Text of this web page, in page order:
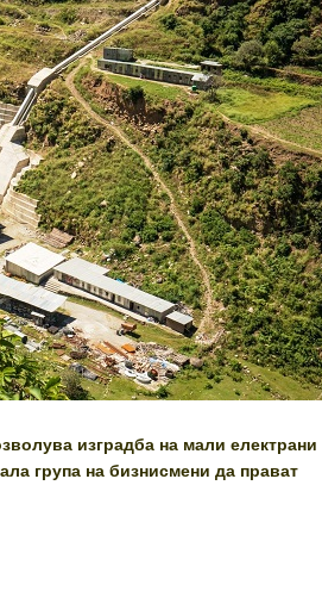
изградба на мали електрани
група на бизнисмени да прават